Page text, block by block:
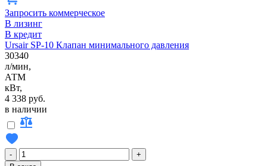
Запросить коммерческое
В лизинг
В кредит
Ursair SP-10 Клапан минимального давления
30340
л/мин,
АТМ
кВт,
4 338 руб.
в наличии
-
+